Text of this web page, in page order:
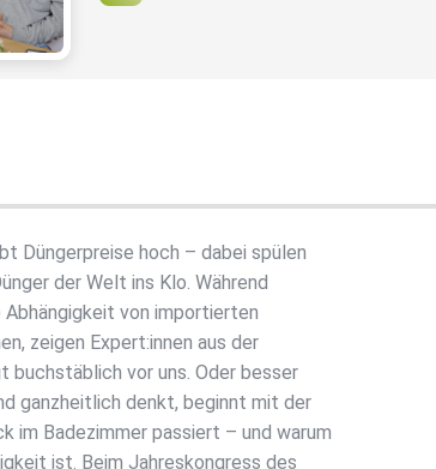
Düngerpreise hoch – dabei spülen
der Welt ins Klo. Während
von importierten
zeigen Expert:innen aus der
buchstäblich vor uns. Oder besser
ganzheitlich denkt, beginnt mit der
im Badezimmer passiert – und warum
ist. Beim Jahreskongress des